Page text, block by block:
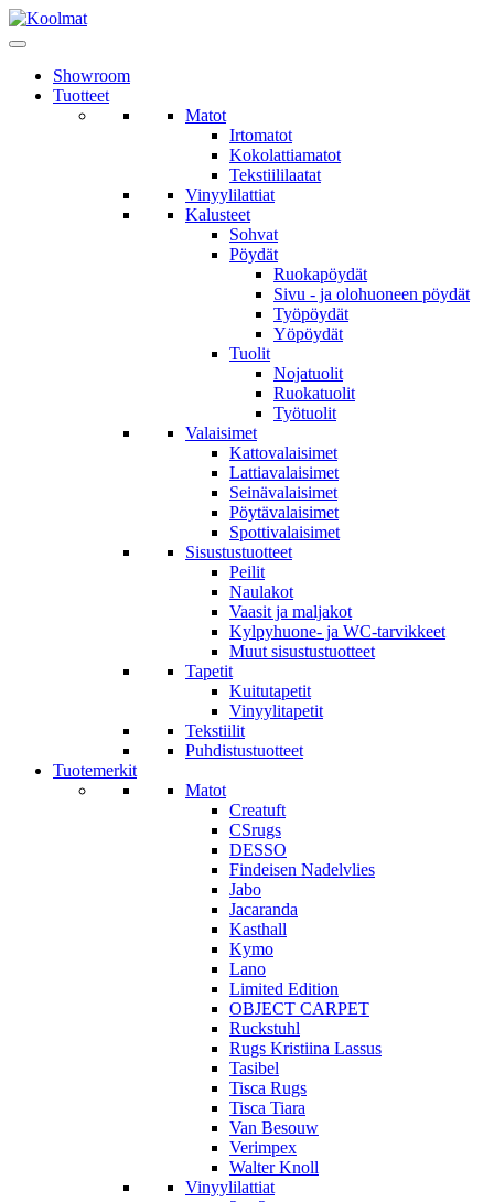
Showroom
Tuotteet
Matot
Irtomatot
Kokolattiamatot
Tekstiililaatat
Vinyylilattiat
Kalusteet
Sohvat
Pöydät
Ruokapöydät
Sivu - ja olohuoneen pöydät
Työpöydät
Yöpöydät
Tuolit
Nojatuolit
Ruokatuolit
Työtuolit
Valaisimet
Kattovalaisimet
Lattiavalaisimet
Seinävalaisimet
Pöytävalaisimet
Spottivalaisimet
Sisustustuotteet
Peilit
Naulakot
Vaasit ja maljakot
Kylpyhuone- ja WC-tarvikkeet
Muut sisustustuotteet
Tapetit
Kuitutapetit
Vinyylitapetit
Tekstiilit
Puhdistustuotteet
Tuotemerkit
Matot
Creatuft
CSrugs
DESSO
Findeisen Nadelvlies
Jabo
Jacaranda
Kasthall
Kymo
Lano
Limited Edition
OBJECT CARPET
Ruckstuhl
Rugs Kristiina Lassus
Tasibel
Tisca Rugs
Tisca Tiara
Van Besouw
Verimpex
Walter Knoll
Vinyylilattiat